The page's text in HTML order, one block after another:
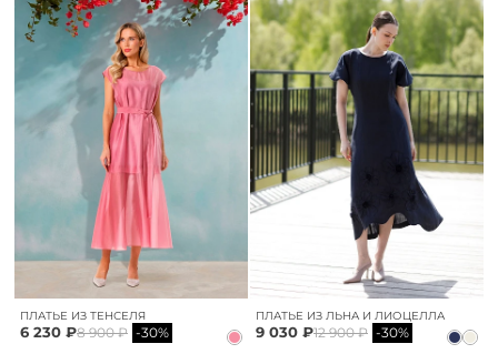
ПЛАТЬЕ ИЗ ТЕНСЕЛЯ
6 230 ₽8 900 ₽ -30%
ПЛАТЬЕ ИЗ ЛЬНА И ЛИОЦЕЛЛА
9 030 ₽12 900 ₽ -30%